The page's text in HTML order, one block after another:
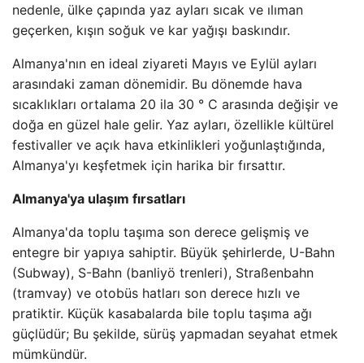
nedenle, ülke çapında yaz ayları sıcak ve ılıman
geçerken, kışın soğuk ve kar yağışı baskındır.
Almanya'nın en ideal ziyareti Mayıs ve Eylül ayları
arasındaki zaman dönemidir. Bu dönemde hava
sıcaklıkları ortalama 20 ila 30 ° C arasında değişir ve
doğa en güzel hale gelir. Yaz ayları, özellikle kültürel
festivaller ve açık hava etkinlikleri yoğunlaştığında,
Almanya'yı keşfetmek için harika bir fırsattır.
Almanya'ya ulaşım fırsatları
Almanya'da toplu taşıma son derece gelişmiş ve
entegre bir yapıya sahiptir. Büyük şehirlerde, U-Bahn
(Subway), S-Bahn (banliyö trenleri), Straßenbahn
(tramvay) ve otobüs hatları son derece hızlı ve
pratiktir. Küçük kasabalarda bile toplu taşıma ağı
güçlüdür; Bu şekilde, sürüş yapmadan seyahat etmek
mümkündür.